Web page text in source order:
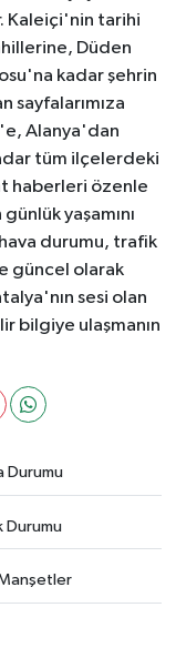
Kaleiçi'nin tarihi
Düden
kadar şehrin
sayfalarımıza
Alanya'dan
tüm ilçelerdeki
haberleri özenle
yaşamını
durumu, trafik
güncel olarak
sesi olan
bilgiye ulaşmanın
Durumu
Durumu